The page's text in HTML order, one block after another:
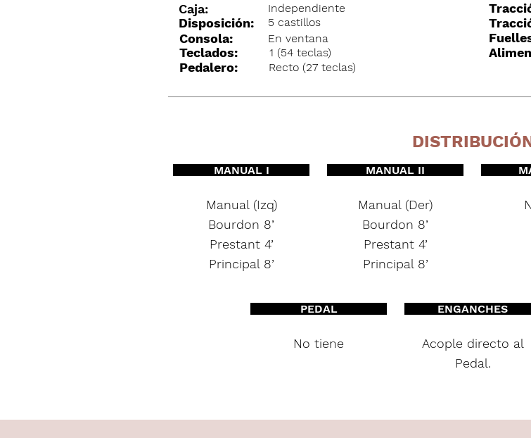
Caja:
Disposición:
Consola:
Teclados:
Pedalero:
Independiente
5 castillos
En ventana
1 (54 teclas)
Recto (27 teclas)
MANUAL I
Manual (Izq)
Bourdon 8’
Prestant 4’
Principal 8’
MANUAL II
Manual (Der)
Bourdon 8’
Prestant 4’
Principal 8’
PEDAL
No tiene
ENGANCHES
Acople directo al
Pedal.